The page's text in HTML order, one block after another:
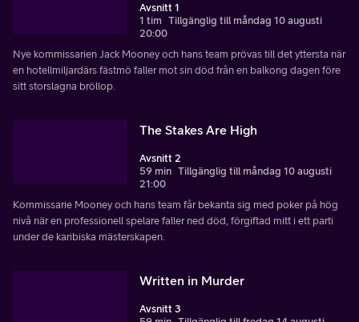
Avsnitt 1
1 tim Tillgänglig till måndag 10 augusti
20:00
Nye kommissarien Jack Mooney och hans team prövas till det yttersta när
en hotellmiljardärs fästmö faller mot sin död från en balkong dagen före
sitt storslagna bröllop.
The Stakes Are High
Avsnitt 2
59 min Tillgänglig till måndag 10 augusti
21:00
Kommissarie Mooney och hans team får bekanta sig med poker på hög
nivå när en professionell spelare faller ned död, förgiftad mitt i ett parti
under de karibiska mästerskapen.
Written in Murder
Avsnitt 3